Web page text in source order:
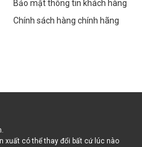
Bảo mật thông tin khách hàng
Chính sách hàng chính hãng
xuất có thể thay đổi bất cứ lúc nào